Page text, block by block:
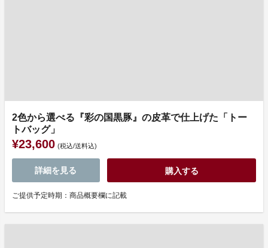
2色から選べる『彩の国黒豚』の皮革で仕上げた「トー
トバッグ」
¥23,600 (税込/送料込)
詳細を見る 購入する
ご提供予定時期：商品概要欄に記載